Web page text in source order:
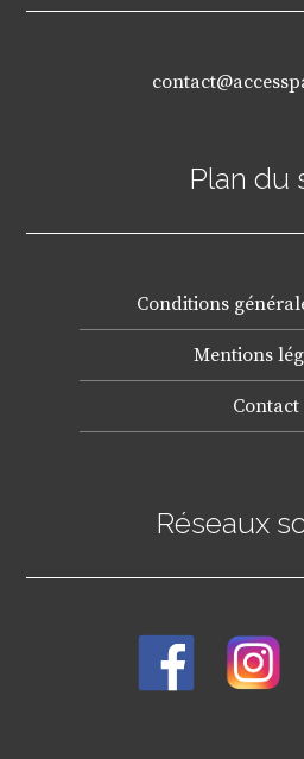
Plan du
Conditions
Mentions
Contact
Réseaux